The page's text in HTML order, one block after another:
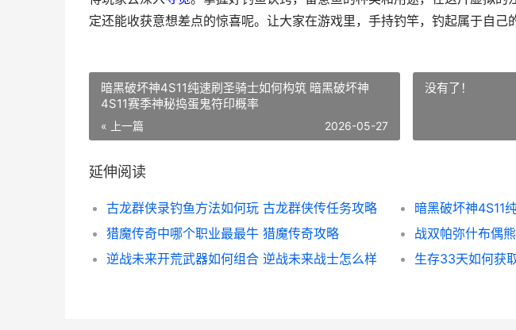
定还能收获意想差点的惊喜呢。让大家在游戏里，手持钓竿，钓起属于自己
暗黑破坏神4S11纯速刷圣骑士如何构筑 暗黑破坏神
4S11赛季神秘捣蛋鬼符印概率
« 上一篇 2026-05-27
没有了！
延伸阅读
古龙群侠录钓鱼方法如何玩 古龙群侠传任务攻略
猎魔传奇中哪个职业最最牛 猎魔传奇攻略
逆战未来开荒武器如何组合 逆战未来战士怎么样